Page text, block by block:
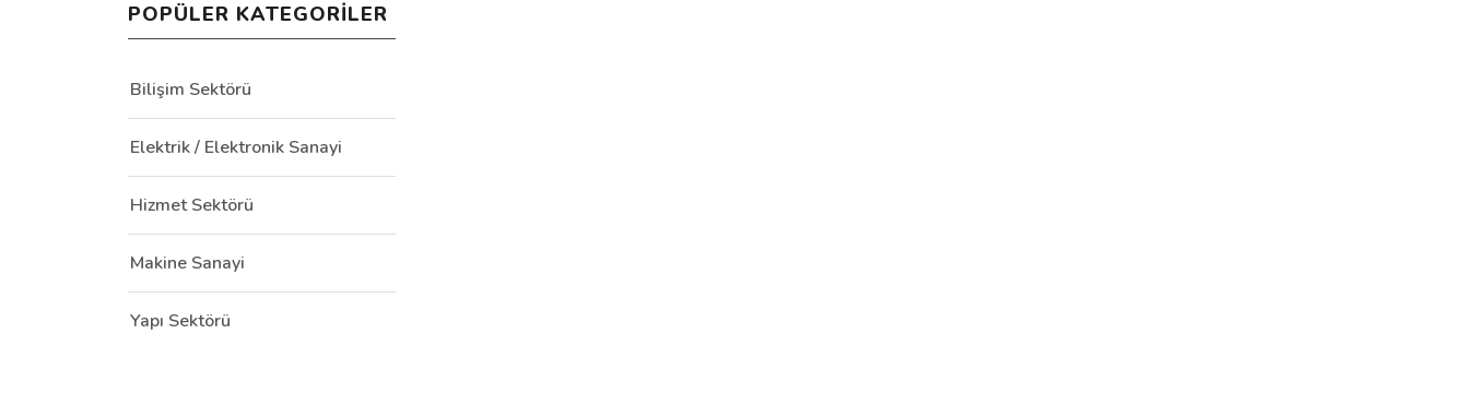
POPÜLER KATEGORILER
Bilişim Sektörü
Elektrik / Elektronik Sanayi
Hizmet Sektörü
Makine Sanayi
Yapı Sektörü